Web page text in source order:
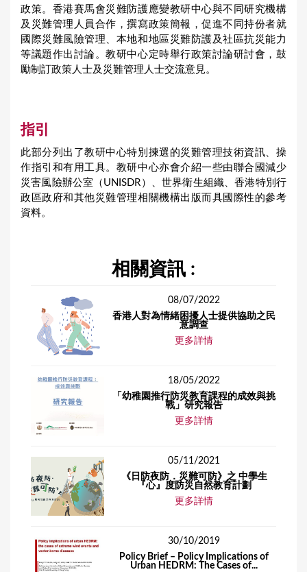
政策。香港賽馬會災難防護應變教研中心與不同研究機構
及災難管理人員合作，撰寫政策簡報，促進不同持份者就
國際災難風險管理、本地和地區災難防護及社區抗災能力
等議題作出討論。教研中心定時舉行政策討論研討會，鼓
勵制訂政策人士及災難管理人士交流意見。
指引
此部分列出了教研中心特別揀選的災難管理技術資訊、操
作指引和有用工具。教研中心亦會介紹一些由聯合國減少
災害風險辦公室（UNISDR）、世界衛生組織、香港特別行
政區政府和其他災難管理相關機構出版而具國際性的參考
資料。
相關資訊 :
08/07/2022
香港人對為情緒困擾人士提供協助之民
意調查
更多詳情
18/05/2022
「幼稚園推行防災教育課程的成效與挑
戰」研究報告
更多詳情
05/11/2021
《日防夜防．災難可防》之 中學生
『心』度防災自然教育計劃
更多詳情
30/10/2019
Policy Brief – Policy Implications of
Urban HEDRM: The Cases of...